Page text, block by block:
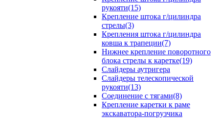
рукояти(15)
Крепление штока г/цилиндра
стрелы(3)
Крепления штока г/цилиндра
ковша к трапеции(7)
Нижнее крепление поворотного
блока стрелы к каретке(19)
Слайдеры аутригера
Слайдеры телескопической
рукояти(13)
Соединение с тягами(8)
Крепление каретки к раме
экскаватора-погрузчика